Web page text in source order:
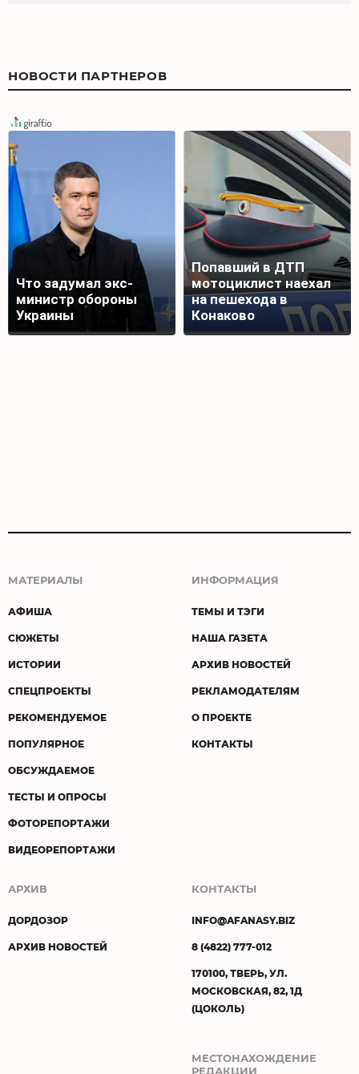
НОВОСТИ ПАРТНЕРОВ
Что задумал экс-
министр обороны
Украины
Попавший в ДТП
мотоциклист наехал
на пешехода в
Конаково
МАТЕРИАЛЫ
АФИША
СЮЖЕТЫ
ИСТОРИИ
СПЕЦПРОЕКТЫ
РЕКОМЕНДУЕМОЕ
ПОПУЛЯРНОЕ
ОБСУЖДАЕМОЕ
ТЕСТЫ И ОПРОСЫ
ФОТОРЕПОРТАЖИ
ВИДЕОРЕПОРТАЖИ
ИНФОРМАЦИЯ
ТЕМЫ И ТЭГИ
НАША ГАЗЕТА
АРХИВ НОВОСТЕЙ
РЕКЛАМОДАТЕЛЯМ
О ПРОЕКТЕ
КОНТАКТЫ
АРХИВ
ДОРДОЗОР
АРХИВ НОВОСТЕЙ
КОНТАКТЫ
INFO@AFANASY.BIZ
8 (4822) 777-012
170100, ТВЕРЬ, УЛ.
МОСКОВСКАЯ, 82, 1Д
(ЦОКОЛЬ)
МЕСТОНАХОЖДЕНИЕ
РЕДАКЦИИ